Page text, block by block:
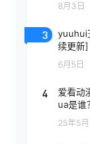
8月3日
3
yuuhui
续更新]
6月5日
4
爱看动
ua是谁？
25年5